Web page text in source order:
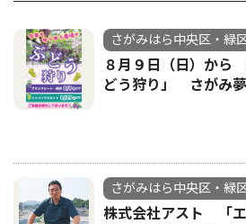
さがみはら中央区・緑
８月９日（日）から
どう狩り」 さがみ
さがみはら中央区・緑
株式会社アスト 「